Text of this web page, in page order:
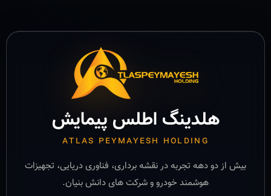
هلدینگ اطلس پیمایش
ATLAS PEYMAYESH HOLDING
بیش از دو دهه تجربه در نقشه برداری، فناوری دریایی، تجهیزات
هوشمند خودرو و شرکت های دانش بنیان.